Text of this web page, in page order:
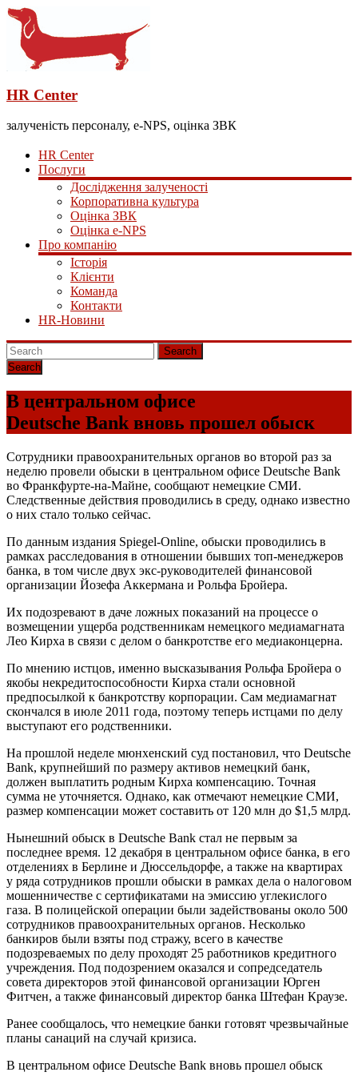
HR Center
залученість персоналу, e-NPS, оцінка ЗВК
HR Center
Послуги
Дослідження залученості
Корпоративна культура
Оцінка ЗВК
Оцінка e-NPS
Про компанію
Історія
Клієнти
Команда
Контакти
HR-Новини
Search
В центральном офисе
Deutsche Bank вновь прошел обыск
Сотрудники правоохранительных органов во второй раз за
неделю провели обыски в центральном офисе Deutsche Bank
во Франкфурте-на-Майне, сообщают немецкие СМИ.
Следственные действия проводились в среду, однако известно
о них стало только сейчас.
По данным издания Spiegel-Online, обыски проводились в
рамках расследования в отношении бывших топ-менеджеров
банка, в том числе двух экс-руководителей финансовой
организации Йозефа Аккермана и Рольфа Бройера.
Их подозревают в даче ложных показаний на процессе о
возмещении ущерба родственникам немецкого медиамагната
Лео Кирха в связи с делом о банкротстве его медиаконцерна.
По мнению истцов, именно высказывания Рольфа Бройера о
якобы некредитоспособности Кирха стали основной
предпосылкой к банкротству корпорации. Сам медиамагнат
скончался в июле 2011 года, поэтому теперь истцами по делу
выступают его родственники.
На прошлой неделе мюнхенский суд постановил, что Deutsche
Bank, крупнейший по размеру активов немецкий банк,
должен выплатить родным Кирха компенсацию. Точная
сумма не уточняется. Однако, как отмечают немецкие СМИ,
размер компенсации может составить от 120 млн до $1,5 млрд.
Нынешний обыск в Deutsche Bank стал не первым за
последнее время. 12 декабря в центральном офисе банка, в его
отделениях в Берлине и Дюссельдорфе, а также на квартирах
у ряда сотрудников прошли обыски в рамках дела о налоговом
мошенничестве с сертификатами на эмиссию углекислого
газа. В полицейской операции были задействованы около 500
сотрудников правоохранительных органов. Несколько
банкиров были взяты под стражу, всего в качестве
подозреваемых по делу проходят 25 работников кредитного
учреждения. Под подозрением оказался и сопредседатель
совета директоров этой финансовой организации Юрген
Фитчен, а также финансовый директор банка Штефан Краузе.
Ранее сообщалось, что немецкие банки готовят чрезвычайные
планы санаций на случай кризиса.
В центральном офисе Deutsche Bank вновь прошел обыск